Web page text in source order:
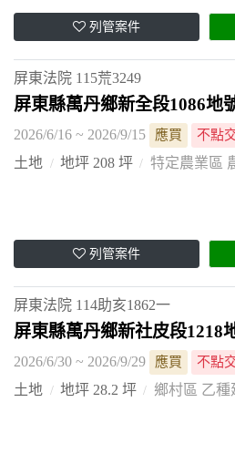
列管案件
屏東法院 115荒3249
屏東縣萬丹鄉新全段1086地
2026/6/16 ~ 2026/9/15 應買 不點
土地 地坪 208 坪 特定農業區
列管案件
屏東法院 114助亥1862一
屏東縣萬丹鄉新社皮段1218
2026/6/30 ~ 2026/9/29 應買 不點
土地 地坪 28.2 坪 鄉村區 乙種